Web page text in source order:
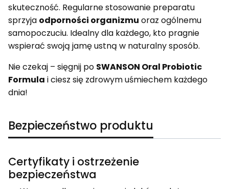
skuteczność. Regularne stosowanie preparatu
sprzyja odporności organizmu oraz ogólnemu
samopoczuciu. Idealny dla każdego, kto pragnie
wspierać swoją jamę ustną w naturalny sposób.
Nie czekaj – sięgnij po SWANSON Oral Probiotic
Formula i ciesz się zdrowym uśmiechem każdego
dnia!
Bezpieczeństwo produktu
Certyfikaty i ostrzeżenie
bezpieczeństwa